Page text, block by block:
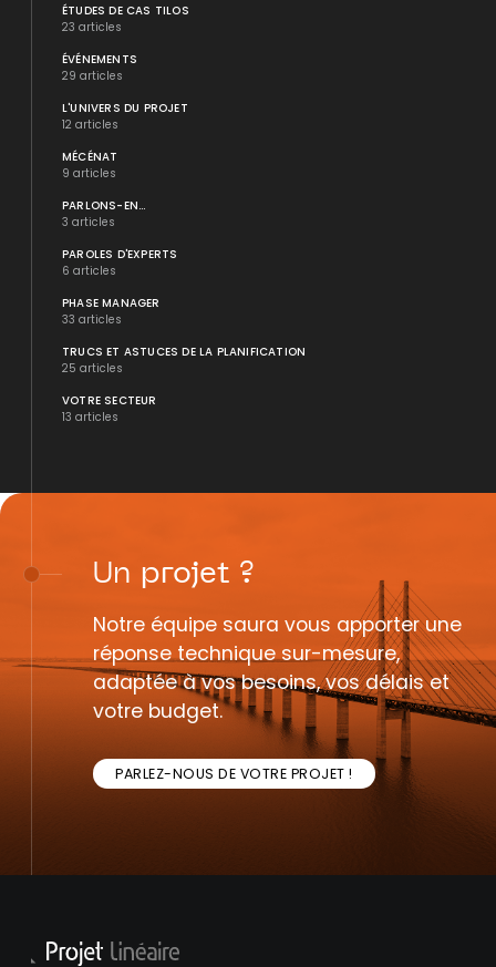
ÉTUDES DE CAS TILOS
23 articles
ÉVÉNEMENTS
29 articles
L'UNIVERS DU PROJET
12 articles
MÉCÉNAT
9 articles
PARLONS-EN...
3 articles
PAROLES D'EXPERTS
6 articles
PHASE MANAGER
33 articles
TRUCS ET ASTUCES DE LA PLANIFICATION
25 articles
VOTRE SECTEUR
13 articles
Un projet ?
Notre équipe saura vous apporter une
réponse technique sur-mesure,
adaptée à vos besoins, vos délais et
votre budget.
PARLEZ-NOUS DE VOTRE PROJET !